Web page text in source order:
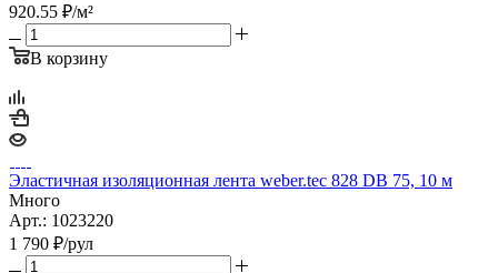
920.55 ₽/м²
В корзину
Эластичная изоляционная лента weber.tec 828 DB 75, 10 м
Много
Арт.: 1023220
1 790 ₽/рул